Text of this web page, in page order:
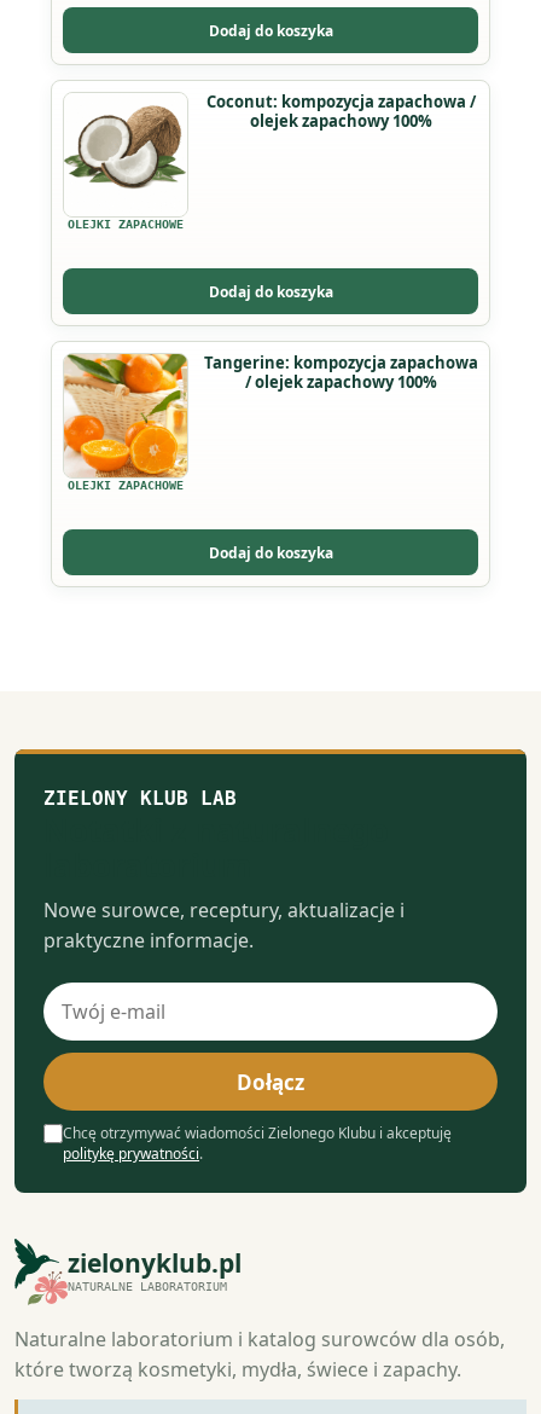
Dodaj do koszyka
można
wybrać
na
stronie
produktu
OLEJKI ZAPACHOWE
Coconut: kompozycja zapachowa /
olejek zapachowy 100%
Dodaj do koszyka
Ten
produkt
ma
wiele
wariantów.
można
wybrać
na
stronie
produktu
OLEJKI ZAPACHOWE
Tangerine: kompozycja zapachowa
/ olejek zapachowy 100%
Dodaj do koszyka
Ten
produkt
ma
wiele
wariantów.
można
wybrać
ZIELONY KLUB LAB
Nowe surowce, receptury, aktualizacje i
praktyczne informacje.
Adres
e-
mail
Dołącz
Chcę otrzymywać wiadomości Zielonego Klubu i akceptuję
politykę prywatności.
zielonyklub.pl
NATURALNE LABORATORIUM
Naturalne laboratorium i katalog surowców dla osób,
które tworzą kosmetyki, mydła, świece i zapachy.